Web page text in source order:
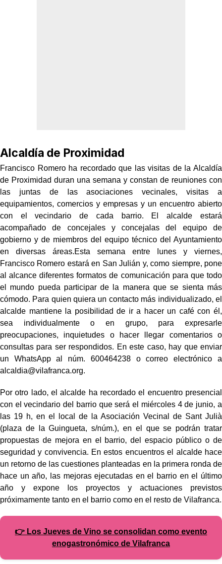
Alcaldía de Proximidad
Francisco Romero ha recordado que las visitas de la Alcaldía
de Proximidad duran una semana y constan de reuniones con
las juntas de las asociaciones vecinales, visitas a
equipamientos, comercios y empresas y un encuentro abierto
con el vecindario de cada barrio. El alcalde estará
acompañado de concejales y concejalas del equipo de
gobierno y de miembros del equipo técnico del Ayuntamiento
en diversas áreas.Esta semana entre lunes y viernes,
Francisco Romero estará en San Julián y, como siempre, pone
al alcance diferentes formatos de comunicación para que todo
el mundo pueda participar de la manera que se sienta más
cómodo. Para quien quiera un contacto más individualizado, el
alcalde mantiene la posibilidad de ir a hacer un café con él,
sea individualmente o en grupo, para expresarle
preocupaciones, inquietudes o hacer llegar comentarios o
consultas para ser respondidos. En este caso, hay que enviar
un WhatsApp al núm. 600464238 o correo electrónico a
alcaldia@vilafranca.org.
Por otro lado, el alcalde ha recordado el encuentro presencial
con el vecindario del barrio que será el miércoles 4 de junio, a
las 19 h, en el local de la Asociación Vecinal de Sant Julià
(plaza de la Guingueta, s/núm.), en el que se podrán tratar
propuestas de mejora en el barrio, del espacio público o de
seguridad y convivencia. En estos encuentros el alcalde hace
un retorno de las cuestiones planteadas en la primera ronda de
hace un año, las mejoras ejecutadas en el barrio en el último
año y expone los proyectos y actuaciones previstos
próximamente tanto en el barrio como en el resto de Vilafranca.
👉 Los Jueves de Vino se consolidan como evento
enogastronómico de Vilafranca